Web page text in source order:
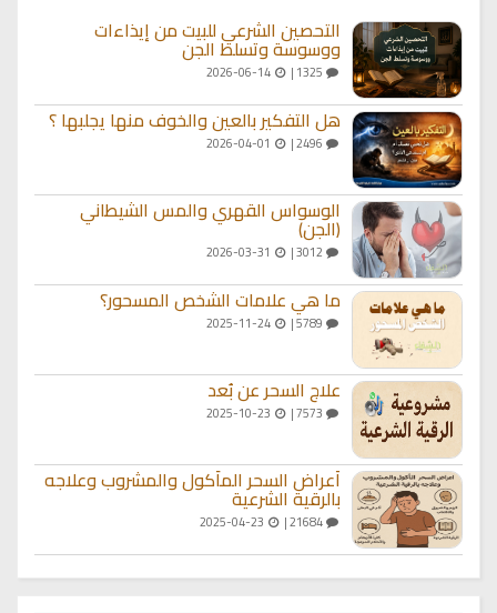
التحصين الشرعي للبيت من إيذاءات
ووسوسة وتسلط الجن
2026-06-14
هل التفكير بالعين والخوف منها يجلبها ؟
الوسواس القهري والمس الشيطاني
(الجن)
ما هي علامات الشخص المسحور؟
2025-11-24
علاج السحر عن بُعد
أعراض السحر المأكول والمشروب وعلاجه
بالرقية الشرعية
21684 |